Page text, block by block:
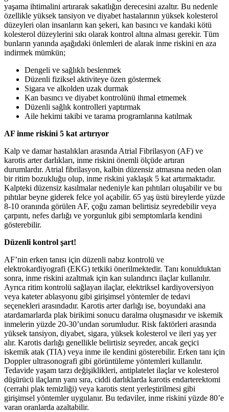
yaşama ihtimalini artırarak sakatlığın derecesini azaltır. Bu nedenle
özellikle yüksek tansiyon ve diyabet hastalarının yüksek kolesterol
düzeyleri olan insanların kan şekeri, kan basıncı ve kandaki kötü
kolesterol düzeylerini sıkı olarak kontrol altına alması gerekir. Tüm
bunların yanında aşağıdaki önlemleri de alarak inme riskini en aza
indirmek mümkün;
Dengeli ve sağlıklı beslenmek
Düzenli fiziksel aktiviteye özen göstermek
Sigara ve alkolden uzak durmak
Kan basıncı ve diyabet kontrolünü ihmal etmemek
Düzenli sağlık kontrolleri yaptırmak
Aile hekimi takibi ve tarama programlarına katılmak
AF inme riskini 5 kat artırıyor
Kalp ve damar hastalıkları arasında Atrial Fibrilasyon (AF) ve
karotis arter darlıkları, inme riskini önemli ölçüde artıran
durumlardır. Atrial fibrilasyon, kalbin düzensiz atmasına neden olan
bir ritim bozukluğu olup, inme riskini yaklaşık 5 kat artırmaktadır.
Kalpteki düzensiz kasılmalar nedeniyle kan pıhtıları oluşabilir ve bu
pıhtılar beyne giderek felce yol açabilir. 65 yaş üstü bireylerde yüzde
8-10 oranında görülen AF, çoğu zaman belirtisiz seyredebilir veya
çarpıntı, nefes darlığı ve yorgunluk gibi semptomlarla kendini
gösterebilir.
Düzenli kontrol şart!
AF’nin erken tanısı için düzenli nabız kontrolü ve
elektrokardiyografi (EKG) tetkiki önerilmektedir. Tanı konulduktan
sonra, inme riskini azaltmak için kan sulandırıcı ilaçlar kullanılır.
Ayrıca ritim kontrolü sağlayan ilaçlar, elektriksel kardiyoversiyon
veya kateter ablasyonu gibi girişimsel yöntemler de tedavi
seçenekleri arasındadır. Karotis arter darlığı ise, boyundaki ana
atardamarlarda plak birikimi sonucu daralma oluşmasıdır ve iskemik
inmelerin yüzde 20-30’undan sorumludur. Risk faktörleri arasında
yüksek tansiyon, diyabet, sigara, yüksek kolesterol ve ileri yaş yer
alır. Karotis darlığı genellikle belirtisiz seyreder, ancak geçici
iskemik atak (TIA) veya inme ile kendini gösterebilir. Erken tanı için
Doppler ultrasonografi gibi görüntüleme yöntemleri kullanılır.
Tedavide yaşam tarzı değişiklikleri, antiplatelet ilaçlar ve kolesterol
düşürücü ilaçların yanı sıra, ciddi darlıklarda karotis endarterektomi
(cerrahi plak temizliği) veya karotis stent yerleştirilmesi gibi
girişimsel yöntemler uygulanır. Bu tedaviler, inme riskini yüzde 80’e
varan oranlarda azaltabilir.